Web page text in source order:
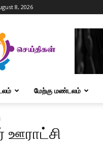
8, 2026
மேற்கு மண்டலம்
ஊராட்சி